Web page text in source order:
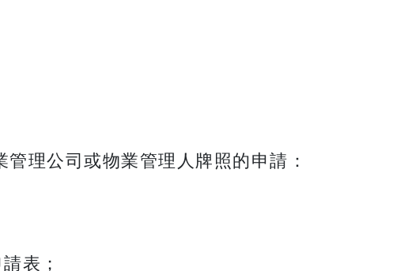
理公司或物業管理人牌照的申請：
表；